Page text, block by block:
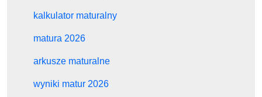
kalkulator maturalny
matura 2026
arkusze maturalne
wyniki matur 2026